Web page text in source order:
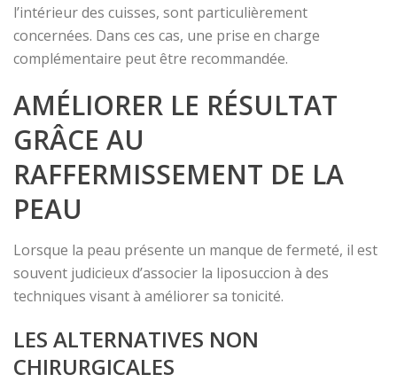
l’intérieur des cuisses, sont particulièrement
concernées. Dans ces cas, une prise en charge
complémentaire peut être recommandée.
AMÉLIORER LE RÉSULTAT
GRÂCE AU
RAFFERMISSEMENT DE LA
PEAU
Lorsque la peau présente un manque de fermeté, il est
souvent judicieux d’associer la liposuccion à des
techniques visant à améliorer sa tonicité.
LES ALTERNATIVES NON
CHIRURGICALES